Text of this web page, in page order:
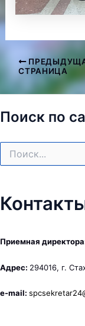
Навигация
по
записям
СТРАНИЦА
Поиск по
Приемная
Адрес: 294016, г.
e-mail: